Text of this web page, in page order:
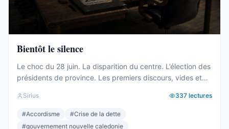
Bientôt le silence
Le choc du 28 juin. La disparition du centre. L’élection des
présidents de province. Les premiers discours, vides et
neuf sièges cohérents et pourtant sans aucune prise sur
rien. L’alliance de gouvernance entre Les Loyalistes, le
Rassemblement et l’Éveil océanien. L’élection de la
Sirius 337 lectures
#Accordisme #Crise de la dette
#gouvernement nouvelle caledonie